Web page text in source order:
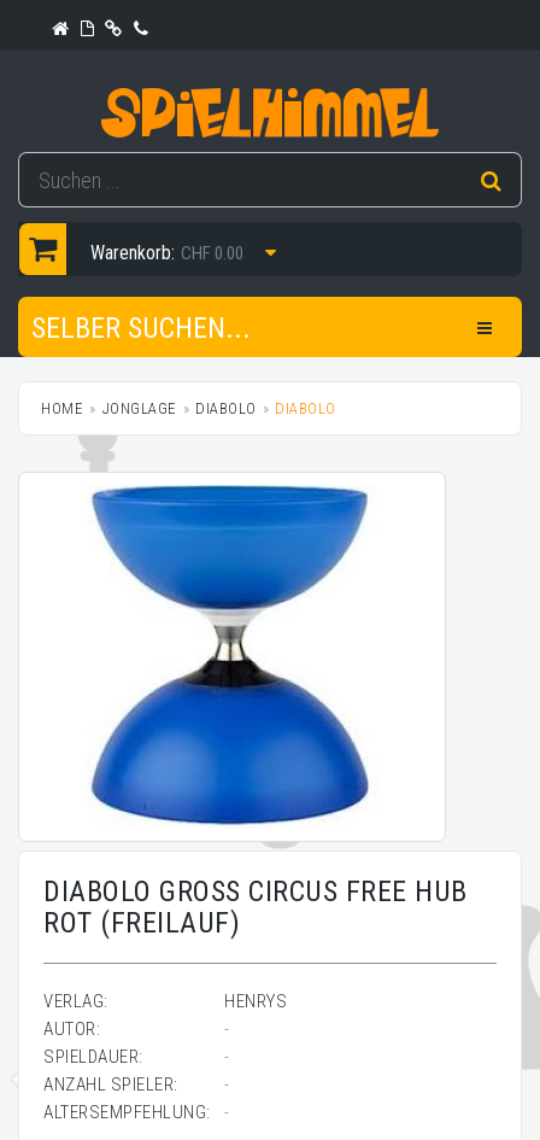
Warenkorb: CHF 0.00
SELBER SUCHEN...
HOME JONGLAGE DIABOLO DIABOLO
DIABOLO GROSS CIRCUS FREE HUB
ROT (FREILAUF)
VERLAG:
HENRYS
AUTOR:
-
SPIELDAUER:
-
ANZAHL SPIELER:
-
ALTERSEMPFEHLUNG:
-